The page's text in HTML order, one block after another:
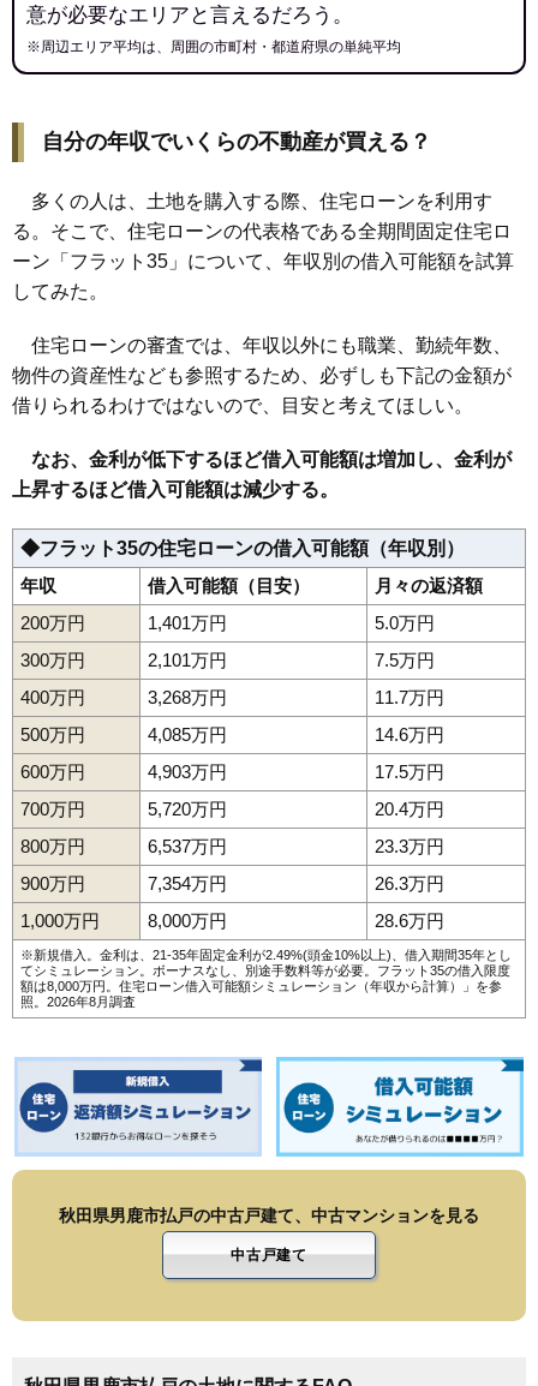
意が必要なエリアと言えるだろう。
※周辺エリア平均は、周囲の市町村・都道府県の単純平均
自分の年収でいくらの不動産が買える？
多くの人は、土地を購入する際、住宅ローンを利用す
る。そこで、住宅ローンの代表格である全期間固定住宅ロ
ーン「フラット35」について、年収別の借入可能額を試算
してみた。
住宅ローンの審査では、年収以外にも職業、勤続年数、
物件の資産性なども参照するため、必ずしも下記の金額が
借りられるわけではないので、目安と考えてほしい。
なお、金利が低下するほど借入可能額は増加し、金利が
上昇するほど借入可能額は減少する。
◆フラット35の住宅ローンの借入可能額（年収別）
年収
借入可能額（目安）
月々の返済額
200万円
1,401万円
5.0万円
300万円
2,101万円
7.5万円
400万円
3,268万円
11.7万円
500万円
4,085万円
14.6万円
600万円
4,903万円
17.5万円
700万円
5,720万円
20.4万円
800万円
6,537万円
23.3万円
900万円
7,354万円
26.3万円
1,000万円
8,000万円 28.6万円
※新規借入。金利は、21-35年固定金利が2.49%(頭金10%以上)、借入期間35年とし
てシミュレーション。ボーナスなし、別途手数料等が必要。フラット35の借入限度
額は8,000万円。 住宅ローン借入可能額シミュレーション（年収から計算）
」を参
照。2026年8月調査
秋田県男鹿市払戸の中古戸建て、中古マンションを見る
中古戸建て